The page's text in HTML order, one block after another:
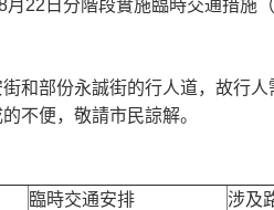
月22日分階段實施臨時交通措施
和部份永誠街的行人道，故行
不便，敬請市民諒解。
臨時交通安排 涉及